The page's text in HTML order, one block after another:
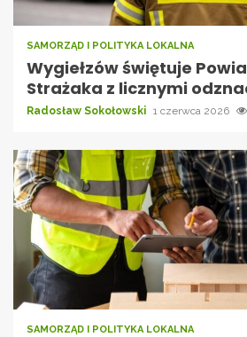
SAMORZĄD I POLITYKA LOKALNA
Wygiełzów świętuje
Strażaka z licznymi
Radosław Sokołowski 1 czerwca 2026
SAMORZĄD I POLITYKA LOKALNA